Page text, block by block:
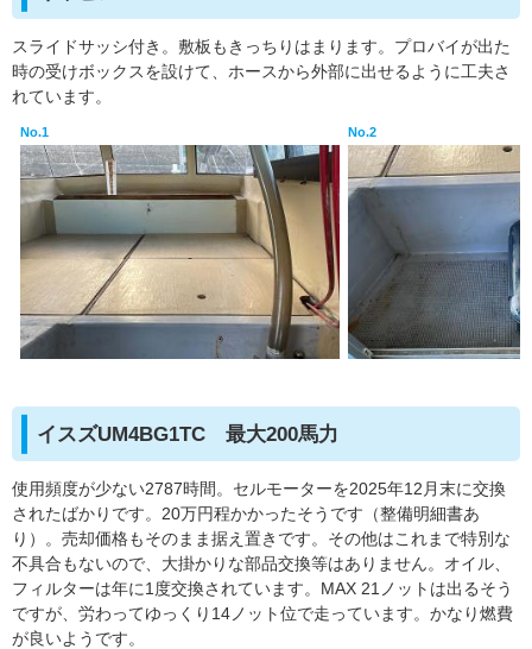
スライドサッシ付き。敷板もきっちりはまります。プロバイが出た
時の受けボックスを設けて、ホースから外部に出せるように工夫さ
れています。
No.1 No.2
イスズUM4BG1TC 最大200馬力
使用頻度が少ない2787時間。セルモーターを2025年12月末に交換
されたばかりです。20万円程かかったそうです（整備明細書あ
り）。売却価格もそのまま据え置きです。その他はこれまで特別な
不具合もないので、大掛かりな部品交換等はありません。オイル、
フィルターは年に1度交換されています。MAX 21ノットは出るそう
ですが、労わってゆっくり14ノット位で走っています。かなり燃費
が良いようです。